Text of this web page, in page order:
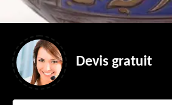
Devis gratuit